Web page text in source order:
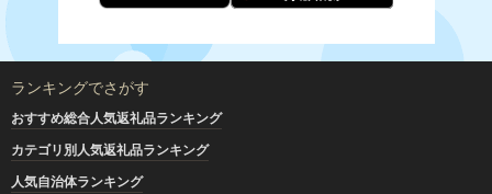
ランキングでさがす
おすすめ総合人気返礼品ランキング
カテゴリ別人気返礼品ランキング
人気自治体ランキング